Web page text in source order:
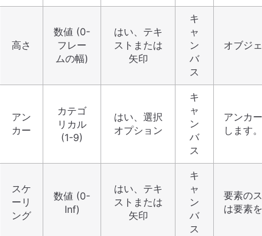
高さ
数値 (0-
フレー
ムの幅)
はい、テキ
ストまたは
矢印
キ
ャ
ン
バ
ス
オブジ
アン
カー
カテゴ
リカル
(1-9)
はい、選択
オプション
キ
ャ
ン
バ
ス
アンカ
します
スケ
ーリ
ング
数値 (0-
Inf)
はい、テキ
ストまたは
矢印
キ
ャ
ン
バ
ス
要素の
は要素